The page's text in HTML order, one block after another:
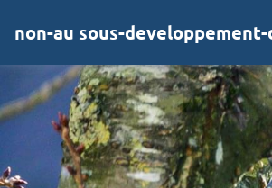
non-au sous-